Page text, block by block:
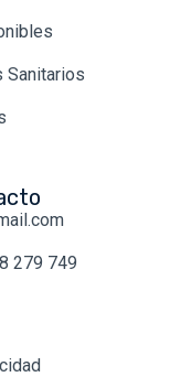
Sanitarios
279 749